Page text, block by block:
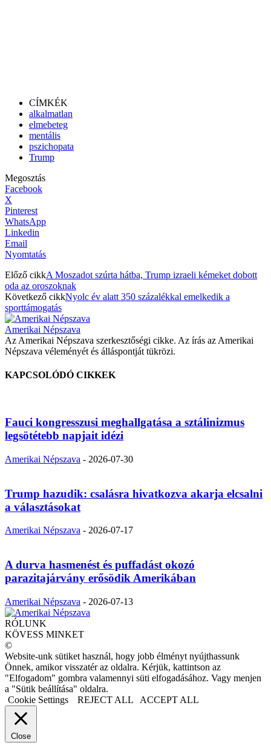
CÍMKÉK
alkalmatlan
elmebeteg
mentális
pszichopata
Trump
Megosztás
Facebook
X
Pinterest
WhatsApp
Linkedin
Email
Nyomtatás
Előző cikkA Moszadot szúrta hátba, Trump izraeli kémeket dobott
oda az oroszoknak
Következő cikkNyolc év alatt 350 százalékkal emelkedik a
sporttámogatás
Amerikai Népszava
Az Amerikai Népszava szerkesztőségi cikke. Az írás az Amerikai
Népszava véleményét és álláspontját tükrözi.
KAPCSOLÓDÓ CIKKEK
Fauci kongresszusi meghallgatása a sztálinizmus
legsötétebb napjait idézi
Amerikai Népszava - 2026-07-30
Trump hazudik: csalásra hivatkozva akarja elcsalni
a választásokat
Amerikai Népszava - 2026-07-17
A durva hasmenést és puffadást okozó
parazitajárvány erősödik Amerikában
Amerikai Népszava - 2026-07-13
RÓLUNK
KÖVESS MINKET
©
Website-unk sütiket használ, hogy jobb élményt nyújthassunk
Önnek, amikor visszatér az oldalra. Kérjük, kattintson az
"Elfogadom" gombra valamennyi süti elfogadásához. Vagy menjen
a "Sütik beállítása" oldalra.
Cookie Settings
REJECT ALL ACCEPT ALL
Close